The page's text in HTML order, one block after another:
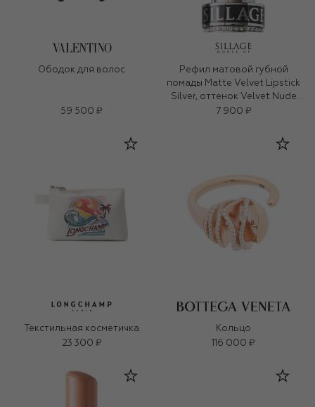
Ободок для волос
59 500 ₽
Рефил матовой губной
помады Matte Velvet Lipstick
Silver, оттенок Velvet Nude
(3g)
7 900 ₽
Текстильная косметичка
23 300 ₽
Кольцо
116 000 ₽